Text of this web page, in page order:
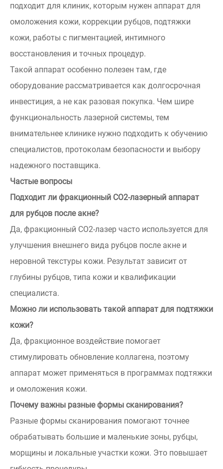
подходит для клиник, которым нужен аппарат для
омоложения кожи, коррекции рубцов, подтяжки
кожи, работы с пигментацией, интимного
восстановления и точных процедур.
Такой аппарат особенно полезен там, где
оборудование рассматривается как долгосрочная
инвестиция, а не как разовая покупка. Чем шире
функциональность лазерной системы, тем
внимательнее клинике нужно подходить к обучению
специалистов, протоколам безопасности и выбору
надежного поставщика.
Частые вопросы
Подходит ли фракционный СО2-лазерный аппарат
для рубцов после акне?
Да, фракционный СО2-лазер часто используется для
улучшения внешнего вида рубцов после акне и
неровной текстуры кожи. Результат зависит от
глубины рубцов, типа кожи и квалификации
специалиста.
Можно ли использовать такой аппарат для подтяжки
кожи?
Да, фракционное воздействие помогает
стимулировать обновление коллагена, поэтому
аппарат может применяться в программах подтяжки
и омоложения кожи.
Почему важны разные формы сканирования?
Разные формы сканирования помогают точнее
обрабатывать большие и маленькие зоны, рубцы,
морщины и локальные участки кожи. Это повышает